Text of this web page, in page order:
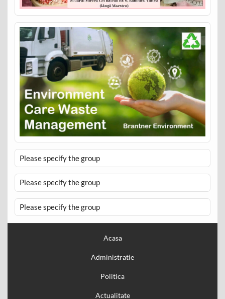
Please specify the group
Please specify the group
Please specify the group
Acasa
Administratie
Politica
Actualitate